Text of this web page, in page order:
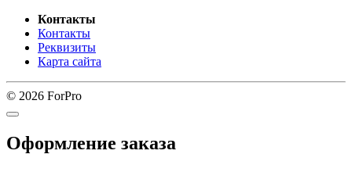
Контакты
Контакты
Реквизиты
Карта сайта
© 2026 ForPro
Оформление заказа